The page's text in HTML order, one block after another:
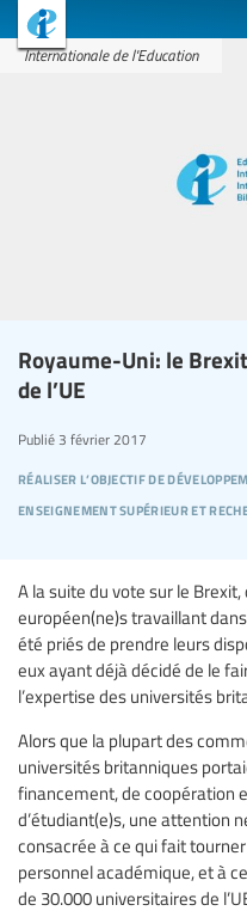
Internationale de l'Education
Royaume-Uni: le
de l’UE
réaliser l’objectif de
enseignement supérieur et
Publié 3 février 2017
A la suite du vote sur le
européen(ne)s travaillant
été priés de prendre leurs
eux ayant déjà décidé de le
l’expertise des universités
Alors que la plupart des
universités britanniques
financement, de coopération
d’étudiant(e)s, une attention
consacrée à ce qui fait
personnel académique, et à
de 30.000 universitaires de